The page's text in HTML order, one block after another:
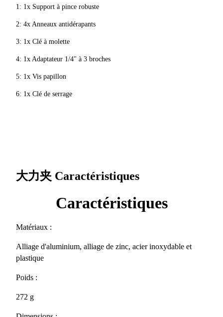
1: 1x Support à pince robuste
2: 4x Anneaux antidérapants
3: 1x Clé à molette
4: 1x Adaptateur 1/4" à 3 broches
5: 1x Vis papillon
6: 1x Clé de serrage
大力夹 Caractéristiques
Caractéristiques
Matériaux :
Alliage d'aluminium, alliage de zinc, acier inoxydable et
plastique
Poids :
272 g